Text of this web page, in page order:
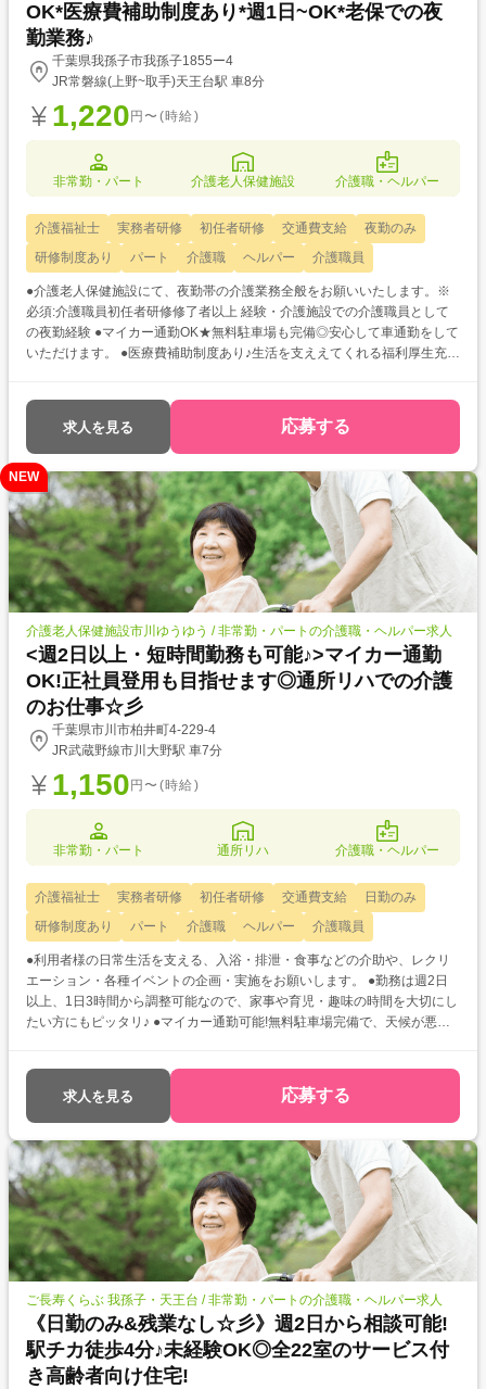
OK*医療費補助制度あり*週1日~OK*老保での夜
勤業務♪
千葉県我孫子市我孫子1855ー4
JR常磐線(上野~取手)天王台駅 車8分
1,220 円〜(時給)
非常勤・パート 介護老人保健施設 介護職・ヘルパー
介護福祉士 実務者研修 初任者研修 交通費支給
夜勤のみ
研修制度あり
パート 介護職 ヘルパー 介護職員
●介護老人保健施設にて、夜勤帯の介護業務全般をお願いいたします。※
必須:介護職員初任者研修修了者以上 経験・介護施設での介護職員として
の夜勤経験 ●マイカー通勤OK★無料駐車場も完備◎安心して車通勤をして
いただけます。 ●医療費補助制度あり♪生活を支ええてくれる福利厚生充
求人を見る 応募する
NEW
介護老人保健施設市川ゆうゆう / 非常勤・パートの介護職・ヘルパー求人
<週2日以上・短時間勤務も可能♪>マイカー通勤
OK!正社員登用も目指せます◎通所リハでの介護
のお仕事☆彡
千葉県市川市柏井町4-229-4
JR武蔵野線市川大野駅 車7分
1,150 円〜(時給)
非常勤・パート 通所リハ 介護職・ヘルパー
介護福祉士 実務者研修 初任者研修 交通費支給
日勤のみ
研修制度あり
パート 介護職 ヘルパー 介護職員
●利用者様の日常生活を支える、入浴・排泄・食事などの介助や、レクリ
エーション・各種イベントの企画・実施をお願いします。 ●勤務は週2日
以上、1日3時間から調整可能なので、家事や育児・趣味の時間を大切にし
たい方にもピッタリ♪ ●マイカー通勤可能!無料駐車場完備で、天候が悪い
求人を見る 応募する
ご長寿くらぶ 我孫子・天王台 / 非常勤・パートの介護職・ヘルパー求人
《日勤のみ&残業なし☆彡》週2日から相談可能!
駅チカ徒歩4分♪未経験OK◎全22室のサービス付
き高齢者向け住宅!